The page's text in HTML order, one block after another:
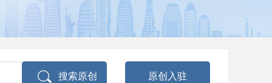
搜索原创 原创入驻